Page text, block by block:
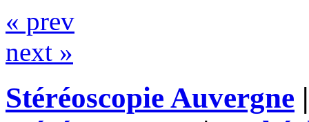
« prev
next »
Stéréoscopie Auvergne